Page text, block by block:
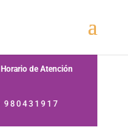
Horario de Atención
980431917